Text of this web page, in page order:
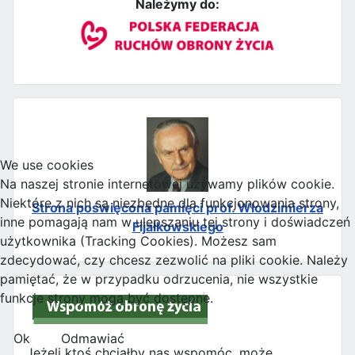
Należymy do:
Strona poświęcona pamięci prof. Włodzimierza
Fijałkowskiego
We use cookies
Na naszej stronie internetowej używamy plików cookie.
Niektóre z nich są niezbędne dla funkcjonowania strony,
inne pomagają nam w ulepszaniu tej strony i doświadczeń
użytkownika (Tracking Cookies). Możesz sam
zdecydować, czy chcesz zezwolić na pliki cookie. Należy
pamiętać, że w przypadku odrzucenia, nie wszystkie
funkcje strony mogą być dostępne.
Ok Odmawiać